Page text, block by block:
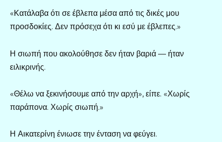
«Κατάλαβα ότι σε έβλεπα μέσα από τις δικές μου
προσδοκίες. Δεν πρόσεχα ότι κι εσύ με έβλεπες.»
Η σιωπή που ακολούθησε δεν ήταν βαριά — ήταν
ειλικρινής.
«Θέλω να ξεκινήσουμε από την αρχή», είπε. «Χωρίς
παράπονα. Χωρίς σιωπή.»
Η Αικατερίνη ένιωσε την ένταση να φεύγει.